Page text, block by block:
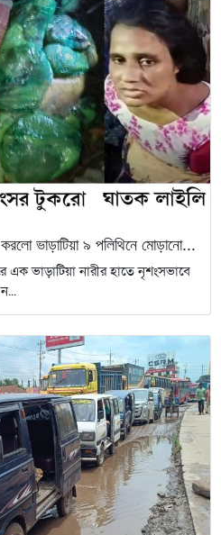
ভাড়াটিয়া ৯ পলিথিনে মোড়ানো...
এক ভাড়াটিয়া নারীর হাতে নৃশংসভাবে